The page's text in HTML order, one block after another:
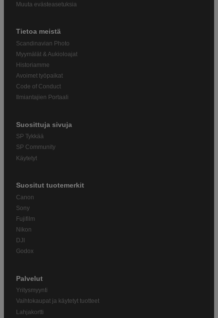
Muuta evästeasetuksia
Tietoa meistä
Scandinavian Photo
Myymälät & Aukioloajat
Historiamme
Avoimet työpaikat
Code of Conduct
Ilmiantajien Portaali
Suosittuja sivuja
SP Tykkää
SP Community
Käytetyt
Suositut tuotemerkit
Canon
Sony
Fujifilm
Nikon
DJI
Godox
Palvelut
Yritysmyynti
Vaihtokaupat ja käytetyt tuotteet
Lahjakortti